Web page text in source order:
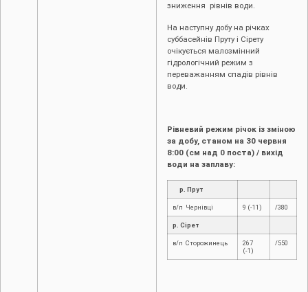
зниження рівнів води.
На наступну добу на річках
суббасейнів Пруту і Сірету
очікується малозмінний
гідрологічний режим з
переважанням спадів рівнів
води.
Рівневий режим річок із зміною
за добу, станом на 30 червня
8:00 (см над 0 поста) / вихід
води на заплаву:
р. Прут
в/п Чернівці 9 (-11) /380
р. Сірет
в/п Сторожинець
267
(-1)
/550